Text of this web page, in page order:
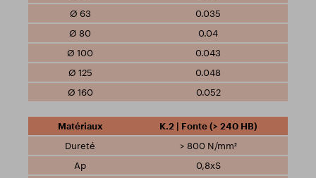
0.035
0.04
0.043
0.048
0.052
K.2 | Fonte (> 240 HB)
> 800 N/mm²
0,8xS